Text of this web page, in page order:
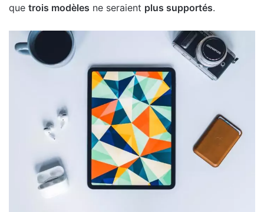
que trois modèles ne seraient plus supportés.